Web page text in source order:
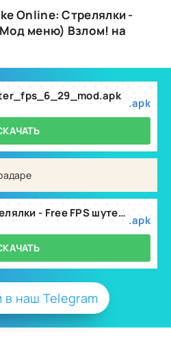
Online: Стрелялки -
меню) Взлом! на
.apk
Fire Strike Online: Стрелялки - Free FPS шутер (Мод меню) v6.33 .apk
в наш Telegram